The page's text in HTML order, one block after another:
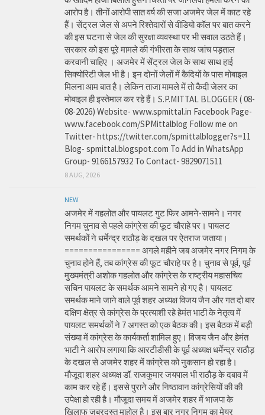
आरोप है। तीनों आरोपी सात वर्ष की सजा अजमेर जेल में काट रहे
हैं। सेंट्रल जेल से अपने रिश्तेदारों से वीडियो कॉल पर बात करने
की इस घटना से जेल की सुरक्षा व्यवस्था पर भी सवाल उठते हैं।
सरकार को इस पूरे मामले की गंभीरता के साथ जांच पड़ताल
करवानी चाहिए । अजमेर में सेंट्रल जेल के साथ साथ हाई
सिक्योरिटी जेल भी है। इन दोनों जेलों में कैदियों के पास मोबाइल
मिलना आम बात है। लेकिन ताजा मामले में तो कैदी जेलर का
मोबाइल ही इस्तेमाल कर रहे हैं। S.P.MITTAL BLOGGER ( 08-
08-2026) Website- www.spmittal.in Facebook Page-
www.facebook.com/SPMittalblog Follow me on
Twitter- https://twitter.com/spmittalblogger?s=11
Blog- spmittal.blogspot.com To Add in WhatsApp
Group- 9166157932 To Contact- 9829071511
8 AUG, 2026
NEW
अजमेर में गहलोत और पायलट गुट फिर आमने-सामने। नगर
निगम चुनाव से पहले कांग्रेस की फूट चौराहे पर। पायलट
समर्थकों ने धर्मेन्द्र राठौड़ के दखल पर ऐतराज जताया।
================ अगले महीने जब अजमेर नगर निगम के
चुनाव होने हैं, तब कांग्रेस की फूट चौराहे पर है। चुनाव से पूर्व, पूर्व
मुख्यमंत्री अशोक गहलोत और कांग्रेस के राष्ट्रीय महासचिव
सचिन पायलट के समर्थक आमने सामने हो गए है। पायलट
समर्थक माने जाने वाले पूर्व शहर अध्यक्ष विजय जैन और गत दो बार
दक्षिण क्षेत्र से कांग्रेस के प्रत्याशी रहे हेमंत भाटी के नेतृत्व में
पायलट समर्थकों ने 7 अगस्त को एक बैठक की। इस बैठक में बड़ी
संख्या में कांग्रेस के कार्यकर्ता शामिल हुए। विजय जैन और हेमंत
भाटी ने आरोप लगाया कि आरटीडीसी के पूर्व अध्यक्ष धर्मेन्द्र राठौड़
के दखल से अजमेर शहर में कांग्रेस को नुकसान हो रहा है।
मौजूदा शहर अध्यक्ष डॉ. राजकुमार जयपाल भी राठौड़ के दबाव में
काम कर रहे हैं। इससे पुराने और निष्ठावान कांग्रेसियों की की
उपेक्षा हो रही है। मौजूदा समय में अजमेर शहर में भाजपा के
खिलाफ जबरदस्त माहोल है। इस बार नगर निगम का मेयर